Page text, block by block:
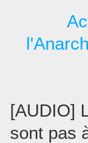
[AUDIO]
sont pas